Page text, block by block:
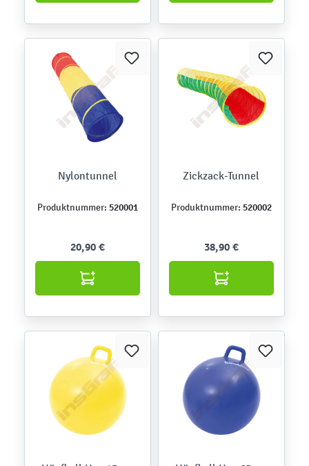
Nylontunnel
Produktnummer: 520001
20,90 €
Zickzack-Tunnel
Produktnummer: 520002
38,90 €